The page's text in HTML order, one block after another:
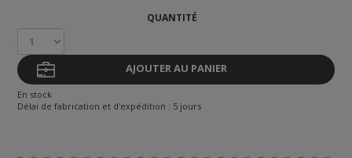
QUANTITÉ
AJOUTER AU PANIER
En stock
Délai de fabrication et d'expédition : 5 jours